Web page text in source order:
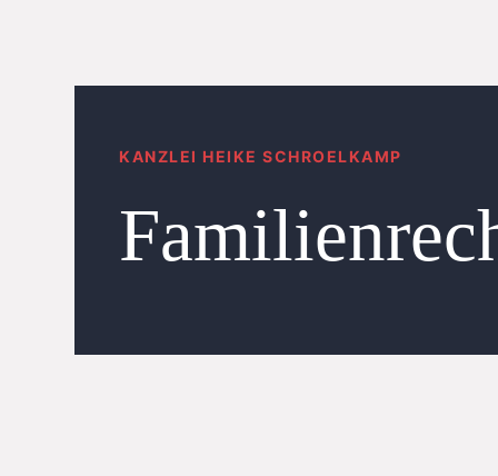
KANZLEI HEIKE SCHROELKAMP